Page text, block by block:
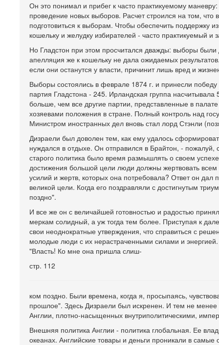
Он это понимал и прибег к часто практикуемому
проведение новых выборов. Расчет строился на том,
подготовиться к выборам. Чтобы обеспечить поддержку
кошельку и желудку избирателей - часто практикуемый
Но Гладстон при этом просчитался дважды: выборы
апелляция же к кошельку не дала ожидаемых
если они останутся у власти, причинит лишь вред и
Выборы состоялись в феврале 1874 г. и принесли
партия Гладстона - 245. Ирландская группа
больше, чем все другие партии, представленные в
хозяевами положения в стране. Полный контроль над
Министром иностранных дел вновь стал лорд Стэнли
Дизраели был доволен тем, как ему удалось
нуждался в отдыхе. Он отправился в Брайтон, -
старого политика было время размышлять о своем
достижения большой цели люди должны жертвовать всем
усилий и жертв, которых она потребовала? Ответ он
великой цели. Когда его поздравляли с достигнутым
поздно".
И все же он с величайшей готовностью и радостью
меркам солидный, а уж тогда тем более. Приступая к
свои неоднократные утверждения, что справиться с
молодые люди с их нерастраченными силами и
"Власть! Ко мне она пришла слиш-
стр. 112
ком поздно. Были времена, когда я, просыпаясь,
прошлое". Здесь Дизраели был искренен. И тем не менее
Англии, плотно-насыщенных внутриполитическими,
Внешняя политика Англии - политика глобальная. Ее
океанах. Английские товары и деньги проникали в